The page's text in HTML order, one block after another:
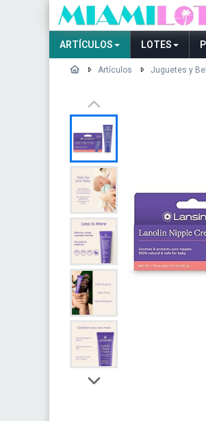
ARTÍCULOS LOTES
Artículos Juguetes y